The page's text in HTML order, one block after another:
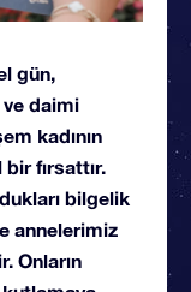
gün,
ve daimi
kadının
fırsattır.
bilgelik
annelerimiz
Onların